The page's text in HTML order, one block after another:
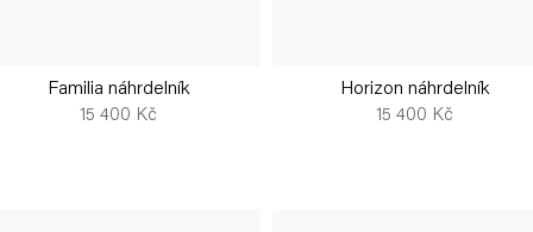
Familia náhrdelník
15 400 Kč
Horizon náhrdelník
15 400 Kč